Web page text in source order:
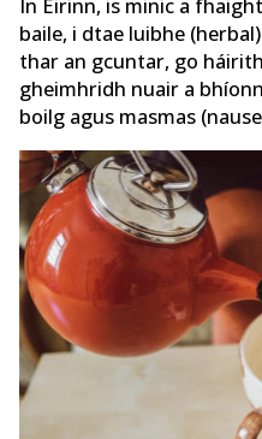
In Éirinn, is minic a
baile, i dtae luibhe
thar an gcuntar, go
gheimhridh nuair a
boilg agus masmas